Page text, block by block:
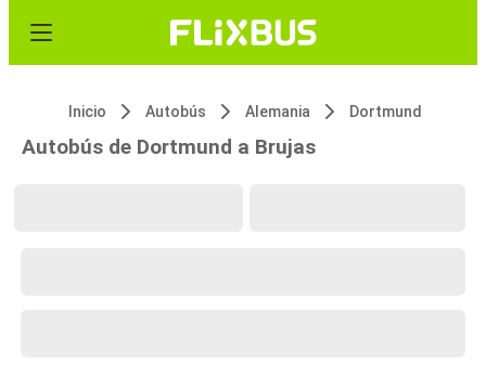
Inicio Autobús Alemania Dortmund
Autobús de Dortmund a Brujas